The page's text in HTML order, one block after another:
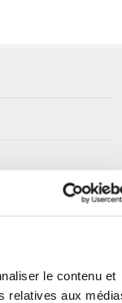
le contenu et
relatives aux